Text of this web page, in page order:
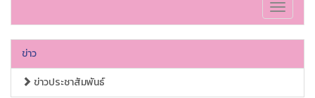
Toggle
ข่าว
ข่าวประชาสัมพันธ์